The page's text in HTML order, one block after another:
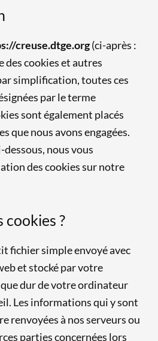
creuse.dtge.org(ci-après :
des cookies et autres
simplification, toutes ces
par le terme
sont également placés
que nous avons engagées.
nous vous
des cookies sur notre
cookies ?
fichier simple envoyé avec
et stocké par votre
dur de votre ordinateur
Les informations qui y sont
renvoyées à nos serveurs ou
parties concernées lors